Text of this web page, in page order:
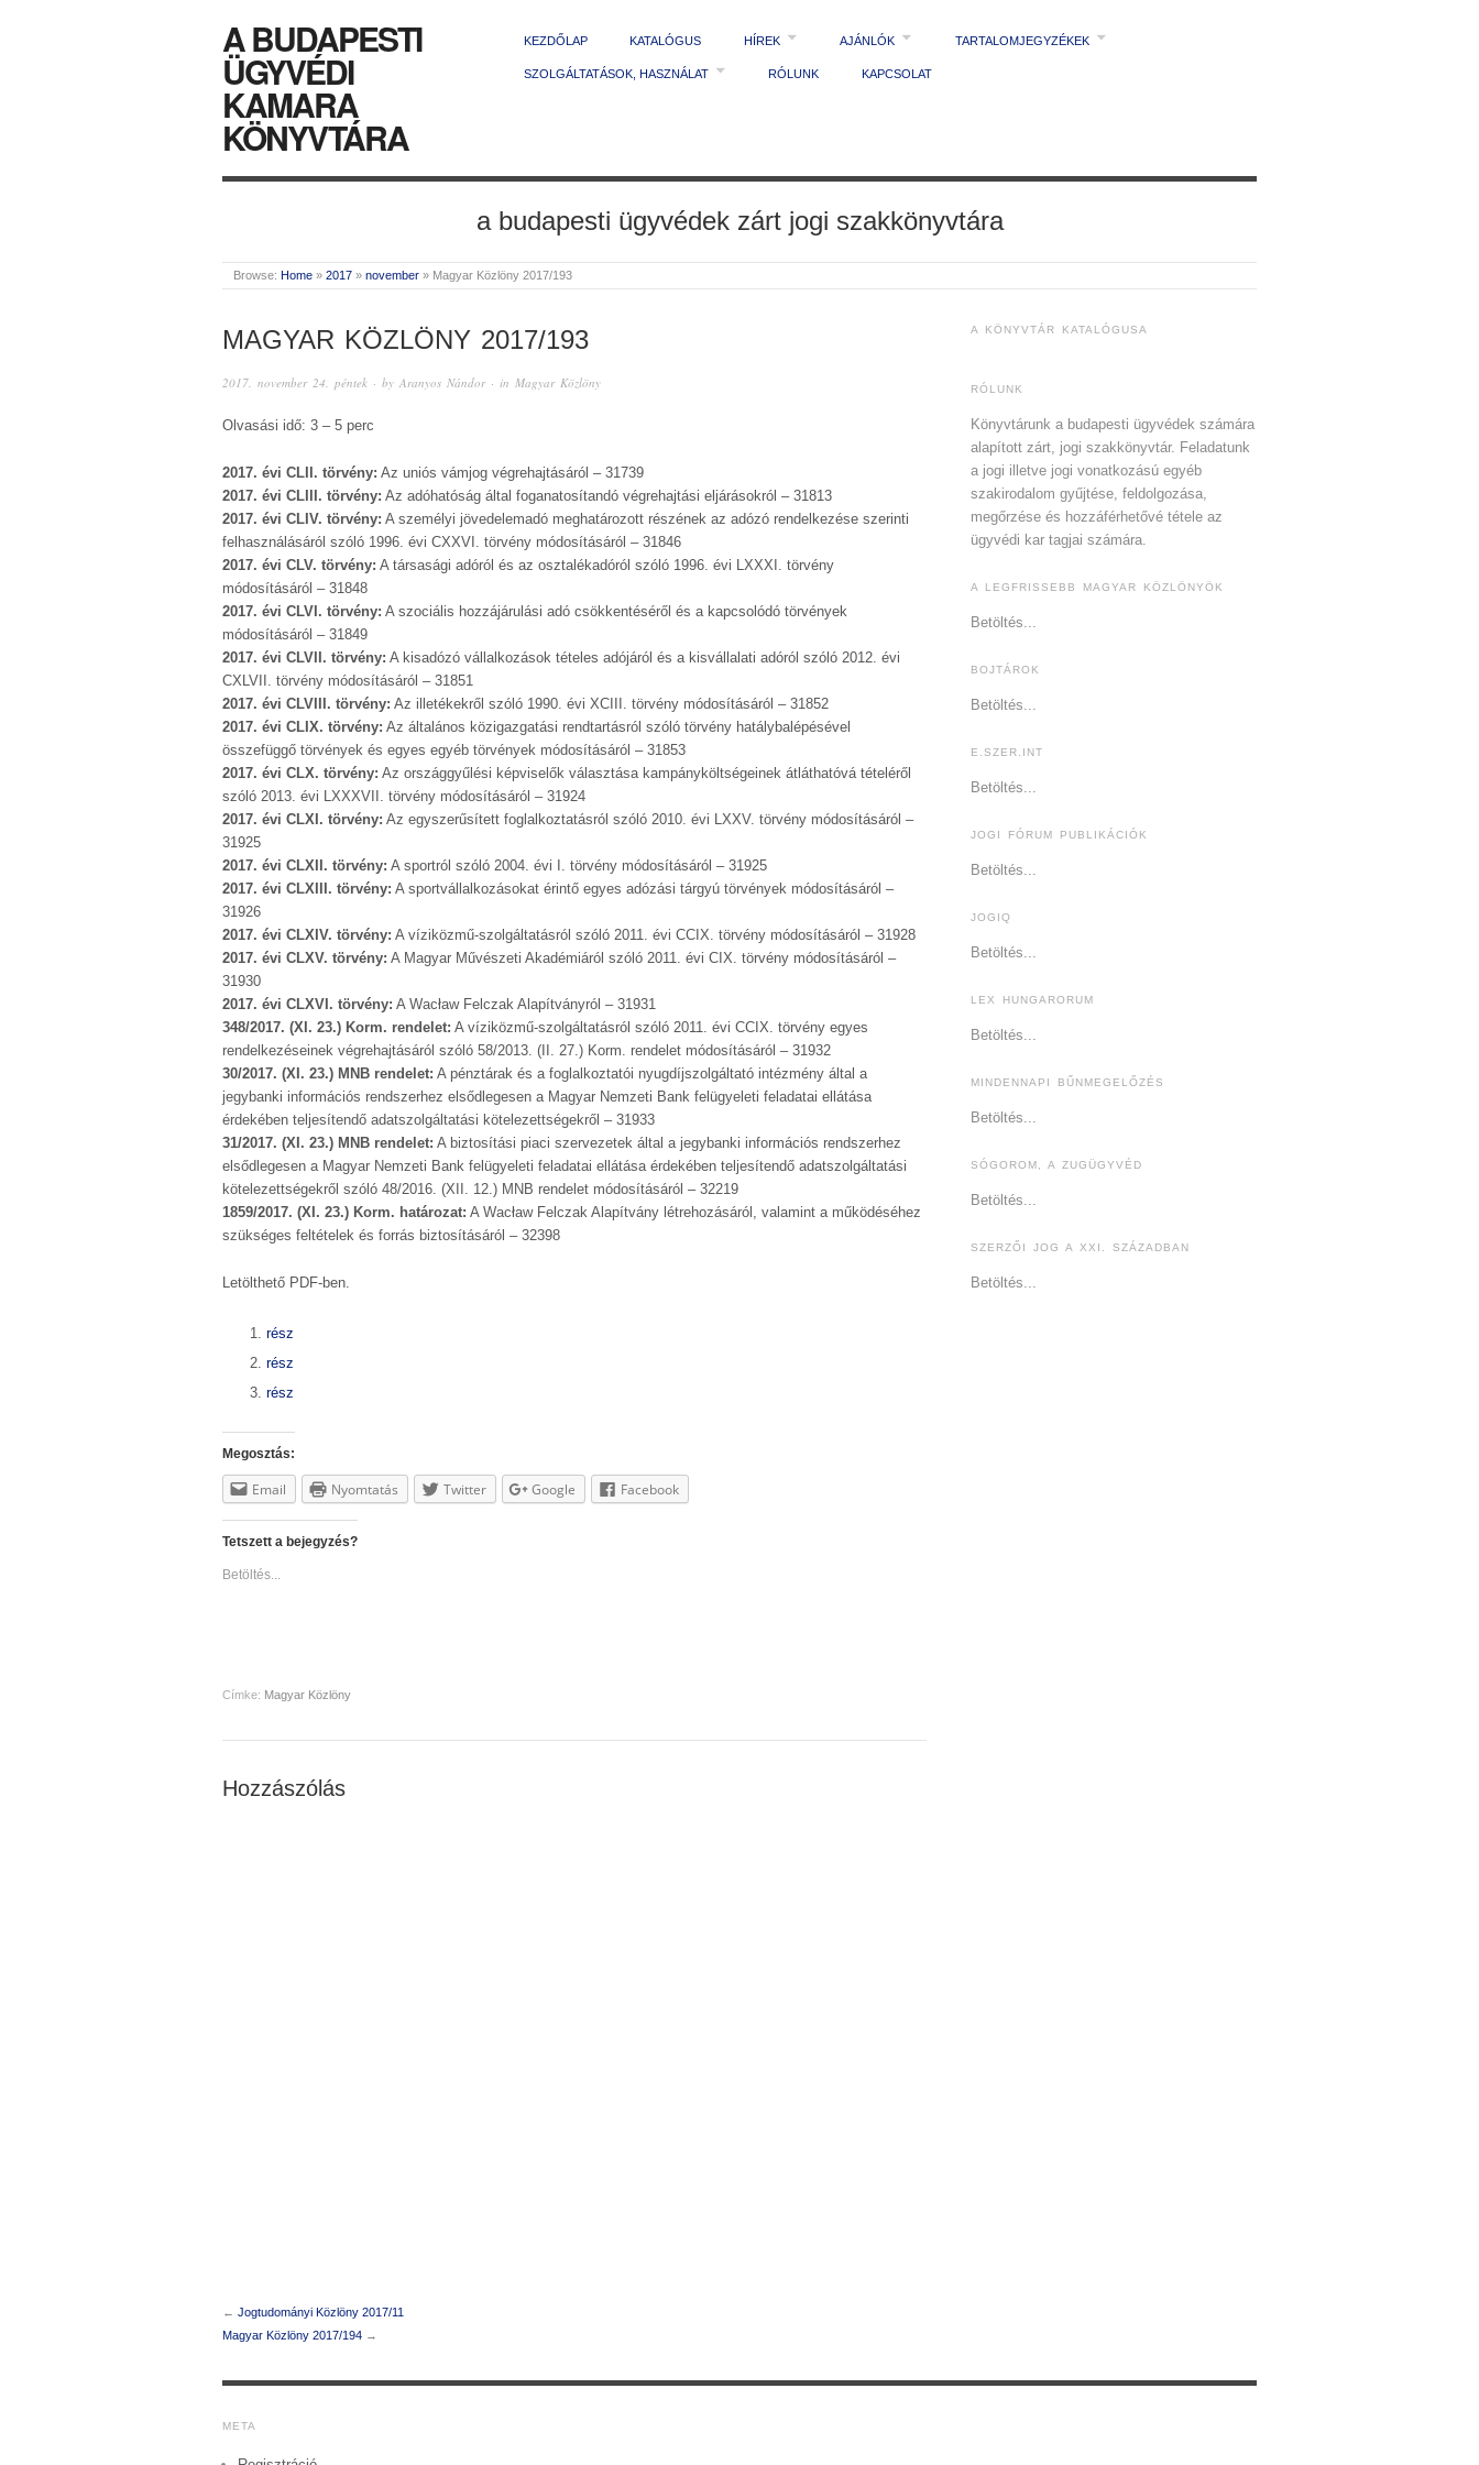
A BUDAPESTI
ÜGYVÉDI
KAMARA
KÖNYVTÁRA
KEZDŐLAP KATALÓGUS HÍREK AJÁNLÓK TARTALOMJEGYZÉKEK
SZOLGÁLTATÁSOK, HASZNÁLAT RÓLUNK KAPCSOLAT
a budapesti ügyvédek zárt jogi szakkönyvtára
Browse: Home » 2017 » november » Magyar Közlöny 2017/193
MAGYAR KÖZLÖNY 2017/193
2017. november 24. péntek · by Aranyos Nándor· in Magyar Közlöny
Olvasási idő: 3 – 5 perc
2017. évi CLII. törvény: Az uniós vámjog végrehajtásáról – 31739
2017. évi CLIII. törvény: Az adóhatóság által foganatosítandó végrehajtási eljárásokról – 31813
2017. évi CLIV. törvény: A személyi jövedelemadó meghatározott részének az adózó rendelkezése szerinti
felhasználásáról szóló 1996. évi CXXVI. törvény módosításáról – 31846
2017. évi CLV. törvény: A társasági adóról és az osztalékadóról szóló 1996. évi LXXXI. törvény
módosításáról – 31848
2017. évi CLVI. törvény: A szociális hozzájárulási adó csökkentéséről és a kapcsolódó törvények
módosításáról – 31849
2017. évi CLVII. törvény: A kisadózó vállalkozások tételes adójáról és a kisvállalati adóról szóló 2012. évi
CXLVII. törvény módosításáról – 31851
2017. évi CLVIII. törvény: Az illetékekről szóló 1990. évi XCIII. törvény módosításáról – 31852
2017. évi CLIX. törvény: Az általános közigazgatási rendtartásról szóló törvény hatálybalépésével
összefüggő törvények és egyes egyéb törvények módosításáról – 31853
2017. évi CLX. törvény: Az országgyűlési képviselők választása kampányköltségeinek átláthatóvá tételéről
szóló 2013. évi LXXXVII. törvény módosításáról – 31924
2017. évi CLXI. törvény: Az egyszerűsített foglalkoztatásról szóló 2010. évi LXXV. törvény módosításáról –
31925
2017. évi CLXII. törvény: A sportról szóló 2004. évi I. törvény módosításáról – 31925
2017. évi CLXIII. törvény: A sportvállalkozásokat érintő egyes adózási tárgyú törvények módosításáról –
31926
2017. évi CLXIV. törvény: A víziközmű-szolgáltatásról szóló 2011. évi CCIX. törvény módosításáról – 31928
2017. évi CLXV. törvény: A Magyar Művészeti Akadémiáról szóló 2011. évi CIX. törvény módosításáról –
31930
2017. évi CLXVI. törvény: A Wacław Felczak Alapítványról – 31931
348/2017. (XI. 23.) Korm. rendelet: A víziközmű-szolgáltatásról szóló 2011. évi CCIX. törvény egyes
rendelkezéseinek végrehajtásáról szóló 58/2013. (II. 27.) Korm. rendelet módosításáról – 31932
30/2017. (XI. 23.) MNB rendelet: A pénztárak és a foglalkoztatói nyugdíjszolgáltató intézmény által a
jegybanki információs rendszerhez elsődlegesen a Magyar Nemzeti Bank felügyeleti feladatai ellátása
érdekében teljesítendő adatszolgáltatási kötelezettségekről – 31933
31/2017. (XI. 23.) MNB rendelet: A biztosítási piaci szervezetek által a jegybanki információs rendszerhez
elsődlegesen a Magyar Nemzeti Bank felügyeleti feladatai ellátása érdekében teljesítendő adatszolgáltatási
kötelezettségekről szóló 48/2016. (XII. 12.) MNB rendelet módosításáról – 32219
1859/2017. (XI. 23.) Korm. határozat: A Wacław Felczak Alapítvány létrehozásáról, valamint a működéséhez
szükséges feltételek és forrás biztosításáról – 32398
Letölthető PDF-ben.
rész
rész
rész
Megosztás:
Email Nyomtatás Twitter Google Facebook
Tetszett a bejegyzés?
Betöltés...
Címke: Magyar Közlöny
Hozzászólás
← Jogtudományi Közlöny 2017/11
Magyar Közlöny 2017/194 →
A KÖNYVTÁR KATALÓGUSA
RÓLUNK
Könyvtárunk a budapesti ügyvédek számára
alapított zárt, jogi szakkönyvtár. Feladatunk
a jogi illetve jogi vonatkozású egyéb
szakirodalom gyűjtése, feldolgozása,
megőrzése és hozzáférhetővé tétele az
ügyvédi kar tagjai számára.
A LEGFRISSEBB MAGYAR KÖZLÖNYÖK
Betöltés...
BOJTÁROK
Betöltés...
E.SZER.INT
Betöltés...
JOGI FÓRUM PUBLIKÁCIÓK
Betöltés...
JOGIQ
Betöltés...
LEX HUNGARORUM
Betöltés...
MINDENNAPI BŰNMEGELŐZÉS
Betöltés...
SÓGOROM, A ZUGÜGYVÉD
Betöltés...
SZERZŐI JOG A XXI. SZÁZADBAN
Betöltés...
META